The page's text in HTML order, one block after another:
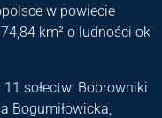
w powiecie
km² o ludności ok
sołectw: Bobrowniki
Bogumiłowicka,